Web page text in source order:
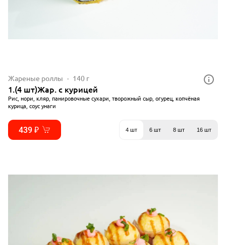
Жареные роллы 140 г
1.(4 шт)Жар. с курицей
Рис, нори, кляр, панировочные сухари, творожный сыр, огурец, копчёная
курица, соус унаги
439 ₽ 4 шт 6 шт 8 шт 16 шт